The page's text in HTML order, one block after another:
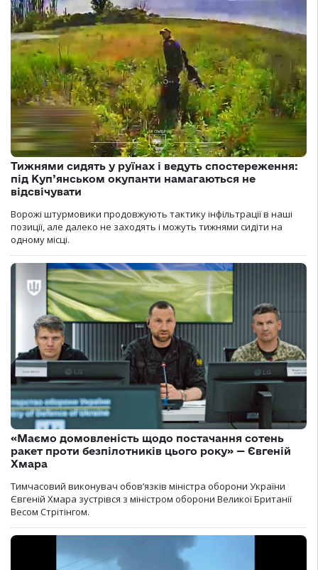
Тижнями сидять у руїнах і ведуть спостереження:
під Куп’янськом окупанти намагаються не
відсвічувати
Ворожі штурмовики продовжують тактику інфільтрації в наші
позиції, але далеко не заходять і можуть тижнями сидіти на
одному місці.
«Маємо домовленість щодо постачання сотень
ракет проти безпілотників цього року» — Євгеній
Хмара
Тимчасовий виконувач обов’язків міністра оборони України
Євгеній Хмара зустрівся з міністром оборони Великої Британії
Весом Стрітінгом.